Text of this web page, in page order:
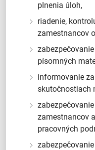
plnenia úloh,
riadenie,
zamestnancov
písomných
informovanie
skutočnostiach
zamestnancov
pracovných